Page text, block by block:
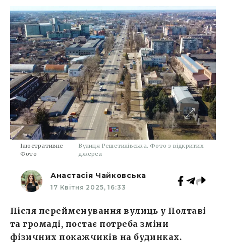
Ілюстративне
Фото
Вулиця Решетилівська. Фото з відкритих
джерел
Анастасія Чайковська
17 Квітня 2025, 16:33
Після перейменування вулиць у Полтаві
та громаді, постає потреба зміни
фізичних покажчиків на будинках.